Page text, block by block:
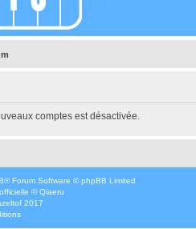
comptes est désactivée.
® Forum Software © phpBB Limited
©Qiaeru
2017